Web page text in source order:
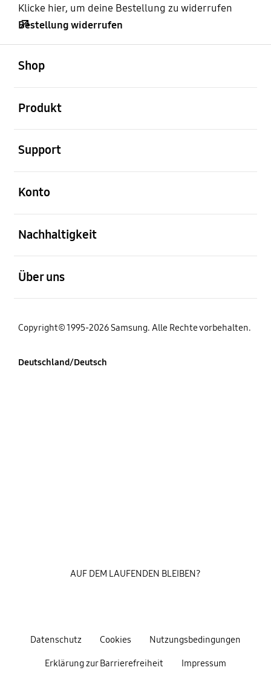
Klicke hier, um deine Bestellung zu widerrufen
Bestellung widerrufen
Shop
Produkt
Support
Konto
Nachhaltigkeit
Über uns
Copyright© 1995-2026 Samsung. Alle Rechte vorbehalten.
Deutschland/Deutsch
Datenschutz Cookies Nutzungsbedingungen
Erklärung zur Barrierefreiheit Impressum
AUF DEM LAUFENDEN BLEIBEN?